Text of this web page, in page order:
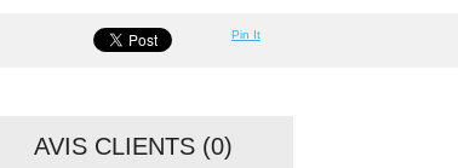
Pin It
AVIS CLIENTS (0)